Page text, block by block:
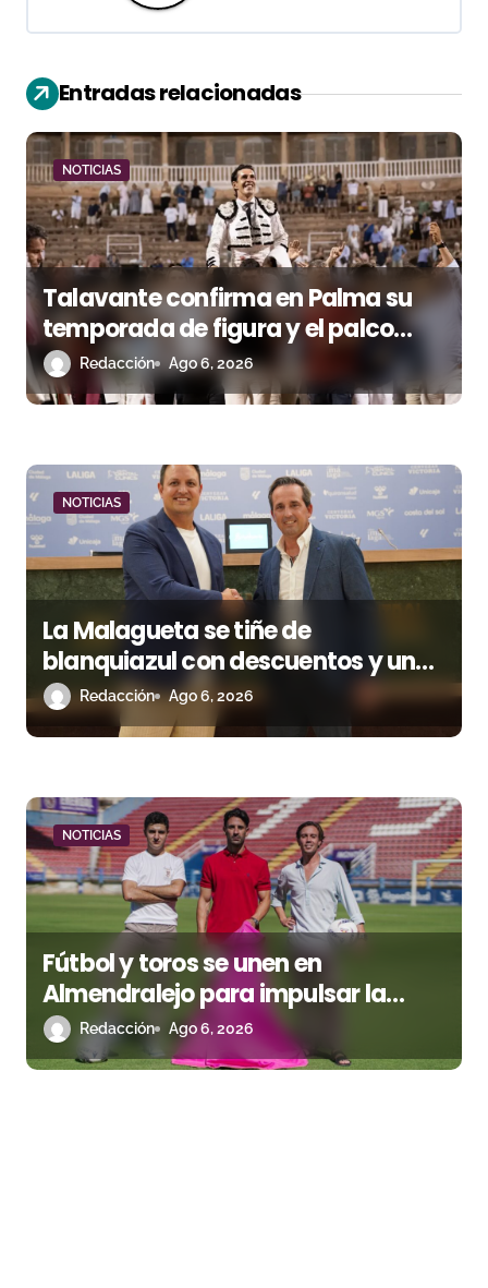
i
ó
n
d
e
e
n
t
r
d
a
s
Entradas relacionadas
NOTICIAS
Talavante confirma en Palma su
temporada de figura y el palco
niega el premio a Roca Rey
Redacción Ago 6, 2026
NOTICIAS
La Malagueta se tiñe de
blanquiazul con descuentos y una
corrida homenaje al Málaga CF
Redacción Ago 6, 2026
NOTICIAS
Fútbol y toros se unen en
Almendralejo para impulsar la
corrida de la Piedad
Redacción Ago 6, 2026